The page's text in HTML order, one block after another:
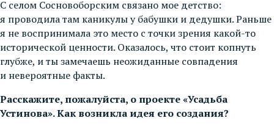
С селом Сосновоборским связано мое детство:
я проводила там каникулы у бабушки и дедушки. Раньше
я не воспринимала это место с точки зрения какой-то
исторической ценности. Оказалось, что стоит копнуть
глубже, и ты замечаешь неожиданные совпадения
и невероятные факты.
Расскажите, пожалуйста, о проекте «Усадьба
Устинова». Как возникла идея его создания?